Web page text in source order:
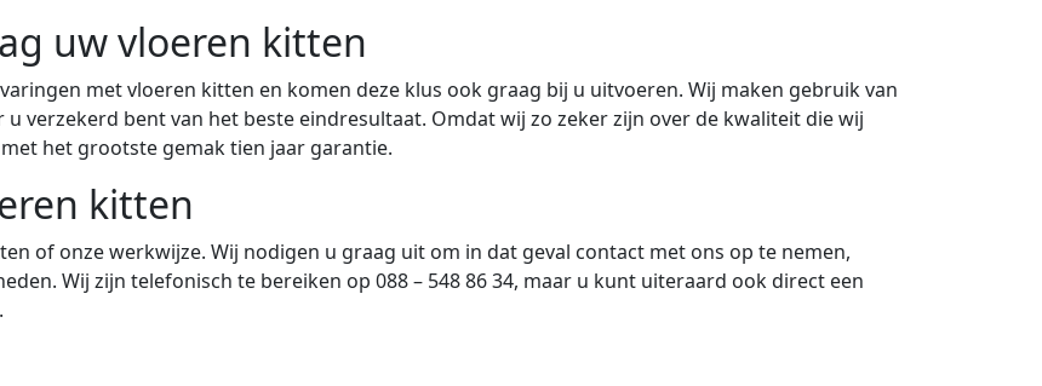
uw vloeren kitten
met vloeren kitten en komen deze klus ook graag bij u uitvoeren. Wij maken gebruik van
verzekerd bent van het beste eindresultaat. Omdat wij zo zeker zijn over de kwaliteit die wij
het grootste gemak tien jaar garantie.
kitten
of onze werkwijze. Wij nodigen u graag uit om in dat geval contact met ons op te nemen,
Wij zijn telefonisch te bereiken op 088 – 548 86 34, maar u kunt uiteraard ook direct een
.